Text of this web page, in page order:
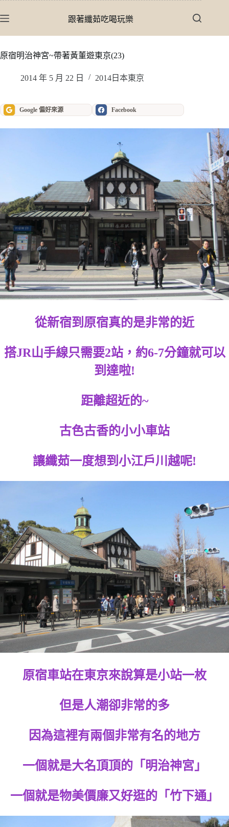
至
內
跟著纖茹吃喝玩樂
原宿明治神宮~帶著黃董遊東京(23)
2014 年 5 月 22 日 2014日本東京
Google 偏好來源 Facebook
從新宿到原宿真的是非常的近
搭JR山手線只需要2站，約6-7分鐘就可以
到達啦!
距離超近的~
古色古香的小小車站
讓纖茹一度想到小江戶川越呢!
原宿車站在東京來說算是小站一枚
但是人潮卻非常的多
因為這裡有兩個非常有名的地方
一個就是大名頂頂的「明治神宮」
一個就是物美價廉又好逛的「竹下通」